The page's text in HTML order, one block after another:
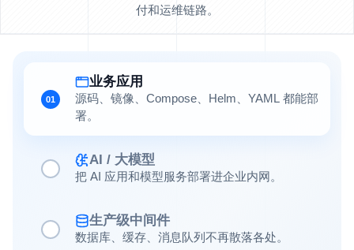
付和运维链路。
01
业务应用
源码、镜像、Compose、Helm、YAML 都能部
署。
AI / 大模型
把 AI 应用和模型服务部署进企业内网。
生产级中间件
数据库、缓存、消息队列不再散落各处。